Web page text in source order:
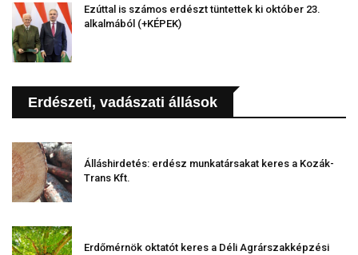
Ezúttal is számos erdészt tüntettek ki október 23.
alkalmából (+KÉPEK)
Erdészeti, vadászati állások
Álláshirdetés: erdész munkatársakat keres a Kozák-
Trans Kft.
Erdőmérnök oktatót keres a Déli Agrárszakképzési